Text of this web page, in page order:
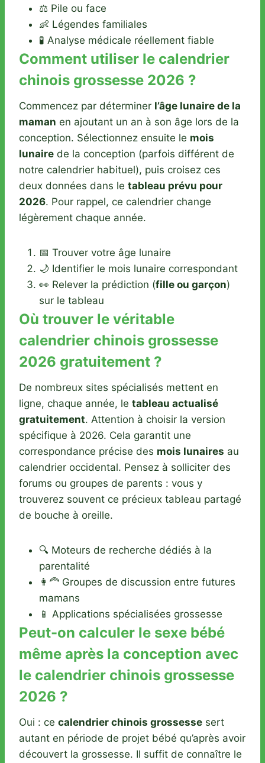
⚖️ Pile ou face
👶 Légendes familiales
🧪 Analyse médicale réellement fiable
Comment utiliser le calendrier
chinois grossesse 2026 ?
Commencez par déterminer l’âge lunaire de la
maman en ajoutant un an à son âge lors de la
conception. Sélectionnez ensuite le mois
lunaire de la conception (parfois différent de
notre calendrier habituel), puis croisez ces
deux données dans le tableau prévu pour
2026. Pour rappel, ce calendrier change
légèrement chaque année.
📅 Trouver votre âge lunaire
🌙 Identifier le mois lunaire correspondant
👀 Relever la prédiction (fille ou garçon)
sur le tableau
Où trouver le véritable
calendrier chinois grossesse
2026 gratuitement ?
De nombreux sites spécialisés mettent en
ligne, chaque année, le tableau actualisé
gratuitement. Attention à choisir la version
spécifique à 2026. Cela garantit une
correspondance précise des mois lunaires au
calendrier occidental. Pensez à solliciter des
forums ou groupes de parents : vous y
trouverez souvent ce précieux tableau partagé
de bouche à oreille.
🔍 Moteurs de recherche dédiés à la
parentalité
👩‍🦰 Groupes de discussion entre futures
mamans
📱 Applications spécialisées grossesse
Peut-on calculer le sexe bébé
même après la conception avec
le calendrier chinois grossesse
2026 ?
Oui : ce calendrier chinois grossesse sert
autant en période de projet bébé qu’après avoir
découvert la grossesse. Il suffit de connaître le